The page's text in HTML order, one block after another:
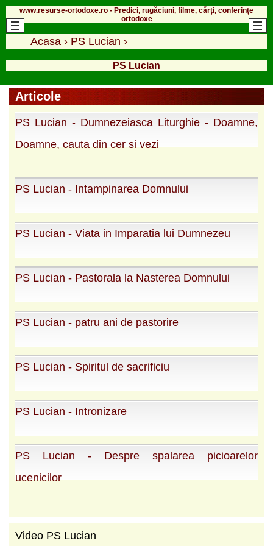
www.resurse-ortodoxe.ro - Predici, rugăciuni, filme, cărți, conferințe
ortodoxe
Acasa › PS Lucian ›
PS Lucian
Articole
PS Lucian - Dumnezeiasca Liturghie - Doamne,
Doamne, cauta din cer si vezi
PS Lucian - Intampinarea Domnului
PS Lucian - Viata in Imparatia lui Dumnezeu
PS Lucian - Pastorala la Nasterea Domnului
PS Lucian - patru ani de pastorire
PS Lucian - Spiritul de sacrificiu
PS Lucian - Intronizare
PS Lucian - Despre spalarea picioarelor
ucenicilor
Video PS Lucian